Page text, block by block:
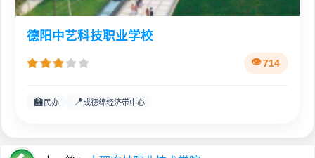
德阳中艺科技职业学校
714
🏫 民办 📍成德绵经济带中心